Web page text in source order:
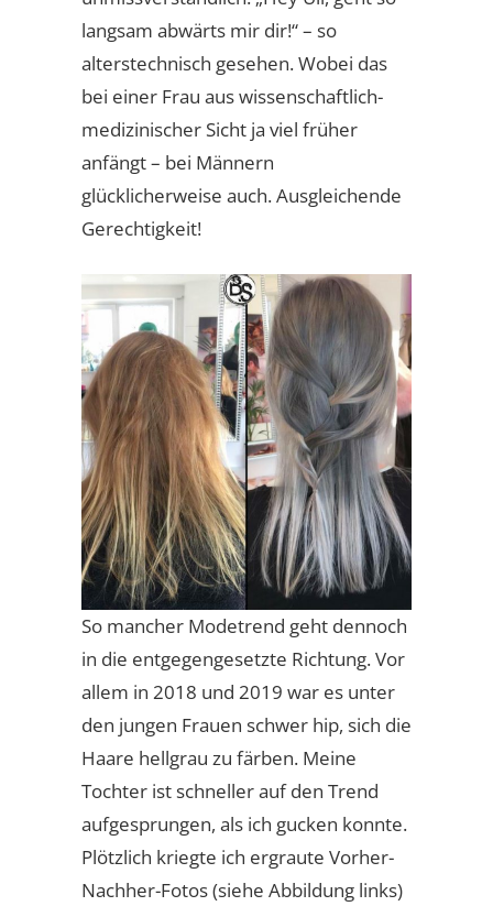
langsam abwärts mir dir!“ – so
alterstechnisch gesehen. Wobei das
bei einer Frau aus wissenschaftlich-
medizinischer Sicht ja viel früher
anfängt – bei Männern
glücklicherweise auch. Ausgleichende
Gerechtigkeit!
So mancher Modetrend geht dennoch
in die entgegengesetzte Richtung. Vor
allem in 2018 und 2019 war es unter
den jungen Frauen schwer hip, sich die
Haare hellgrau zu färben. Meine
Tochter ist schneller auf den Trend
aufgesprungen, als ich gucken konnte.
Plötzlich kriegte ich ergraute Vorher-
Nachher-Fotos (siehe Abbildung links)